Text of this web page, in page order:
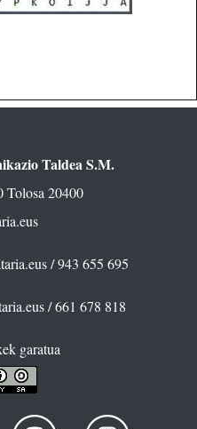
Taldea S.M.
Tolosa 20400
/ 943 655 695
/ 661 678 818
garatua